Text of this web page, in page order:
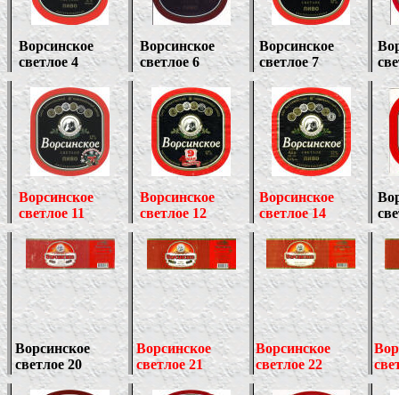
Ворсинское
светлое 4
Ворсинское
светлое 6
Ворсинское
светлое 7
Ворсинское
светлое 11
Ворсинское
светлое 12
Ворсинское
светлое 14
Ворсинское
светлое 20
Ворсинское
светлое 21
Ворсинское
светлое 22